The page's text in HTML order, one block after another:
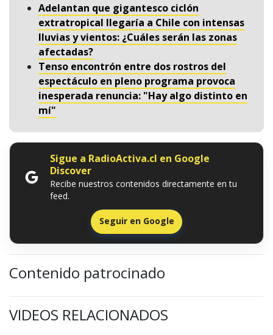
Adelantan que gigantesco ciclón
extratropical llegaría a Chile con intensas
lluvias y vientos: ¿Cuáles serán las zonas
afectadas?
Tenso encontrón entre dos rostros del
espectáculo en pleno programa provoca
inesperada renuncia: "Hay algo distinto en
mí"
Sigue a RadioActiva.cl en Google
Discover
Recibe nuestros contenidos directamente en tu
feed.
Seguir en Google
Contenido patrocinado
VIDEOS RELACIONADOS